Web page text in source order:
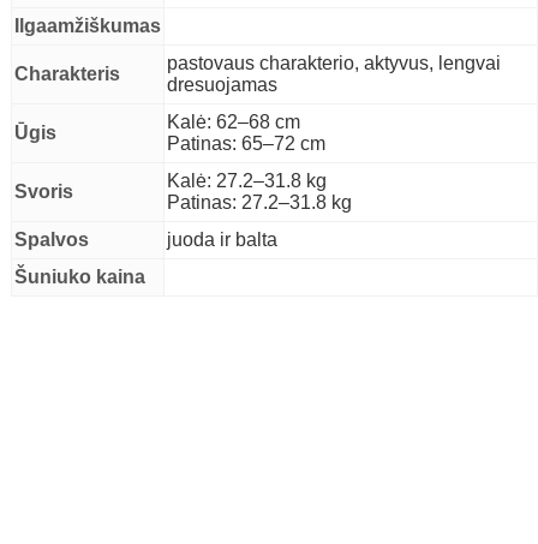
Ilgaamžiškumas
Charakteris
pastovaus charakterio, aktyvus, lengvai
dresuojamas
Ūgis
Kalė: 62–68 cm
Patinas: 65–72 cm
Svoris
Kalė: 27.2–31.8 kg
Patinas: 27.2–31.8 kg
Spalvos
juoda ir balta
Šuniuko kaina